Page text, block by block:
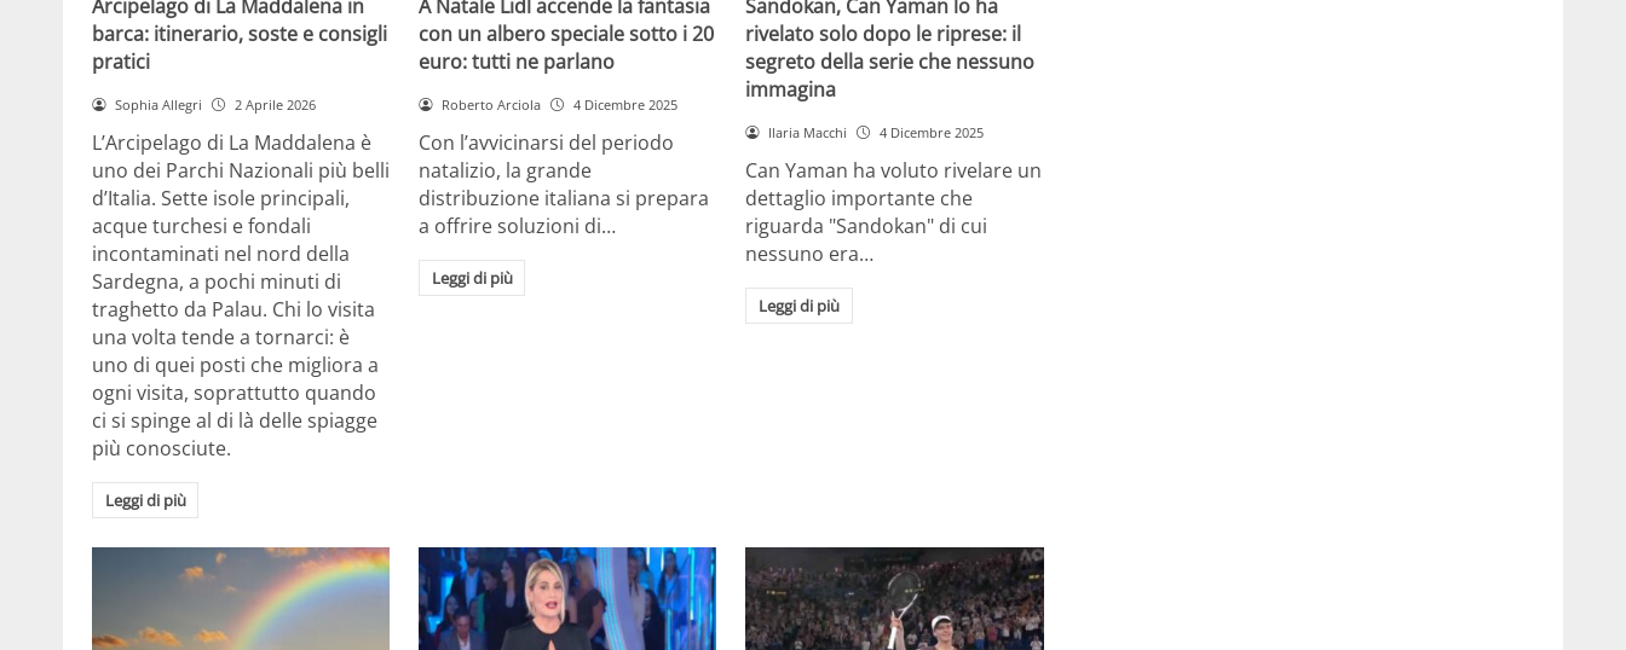
Arcipelago di La Maddalena in
barca: itinerario, soste e consigli
pratici
Sophia Allegri 2 Aprile 2026
L’Arcipelago di La Maddalena è
uno dei Parchi Nazionali più belli
d’Italia. Sette isole principali,
acque turchesi e fondali
incontaminati nel nord della
Sardegna, a pochi minuti di
traghetto da Palau. Chi lo visita
una volta tende a tornarci: è
uno di quei posti che migliora a
ogni visita, soprattutto quando
ci si spinge al di là delle spiagge
più conosciute.
Leggi di più
A Natale Lidl accende la fantasia
con un albero speciale sotto i 20
euro: tutti ne parlano
Roberto Arciola 4 Dicembre 2025
Con l’avvicinarsi del periodo
natalizio, la grande
distribuzione italiana si prepara
a offrire soluzioni di…
Leggi di più
Sandokan, Can Yaman lo ha
rivelato solo dopo le riprese: il
segreto della serie che nessuno
immagina
Ilaria Macchi 4 Dicembre 2025
Can Yaman ha voluto rivelare un
dettaglio importante che
riguarda "Sandokan" di cui
nessuno era…
Leggi di più